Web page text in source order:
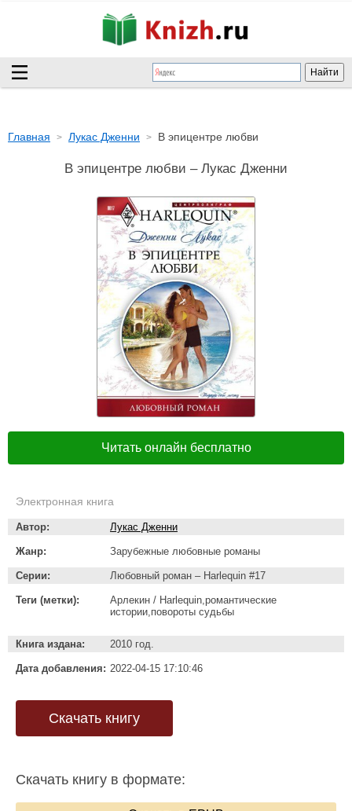
Главная Лукас Дженни В эпицентре любви
В эпицентре любви – Лукас Дженни
Читать онлайн бесплатно
Электронная книга
Автор: Лукас Дженни
Жанр: Зарубежные любовные романы
Серии: Любовный роман – Harlequin #17
Теги (метки):
Арлекин / Harlequin,романтические
истории,повороты судьбы
Книга издана: 2010 год.
Дата добавления: 2022-04-15 17:10:46
Скачать книгу
Скачать книгу в формате: